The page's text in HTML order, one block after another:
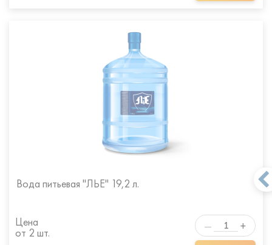
Вода питьевая "ЛЬЕ" 19,2 л.
— +
Цена
от 2 шт.